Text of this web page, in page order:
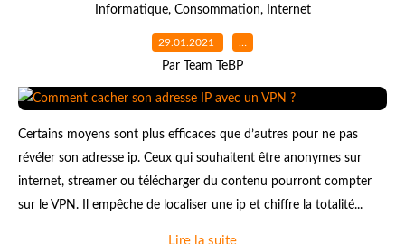
Informatique, Consommation, Internet
29.01.2021 …
Par Team TeBP
Certains moyens sont plus efficaces que d’autres pour ne pas
révéler son adresse ip. Ceux qui souhaitent être anonymes sur
internet, streamer ou télécharger du contenu pourront compter
sur le VPN. Il empêche de localiser une ip et chiffre la totalité...
Lire la suite